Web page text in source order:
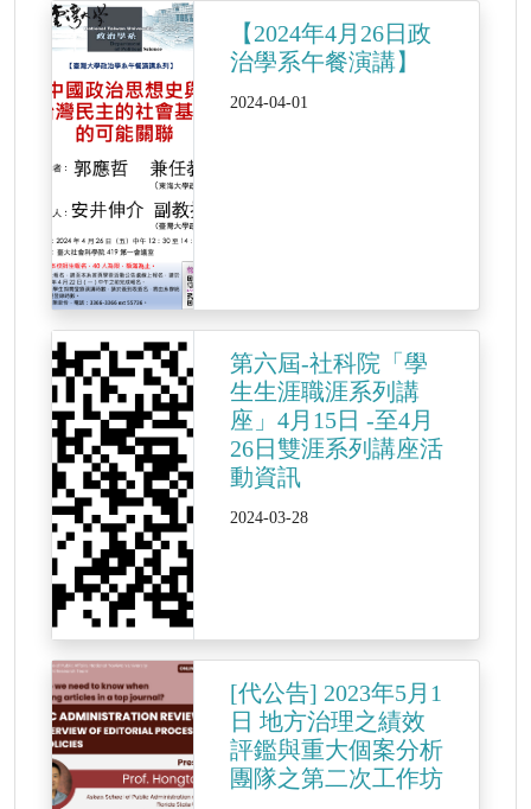
【2024年4月26日政
治學系午餐演講】
2024-04-01
第六屆-社科院「學
生生涯職涯系列講
座」4月15日 -至4月
26日雙涯系列講座活
動資訊
2024-03-28
[代公告] 2023年5月1
日 地方治理之績效
評鑑與重大個案分析
團隊之第二次工作坊